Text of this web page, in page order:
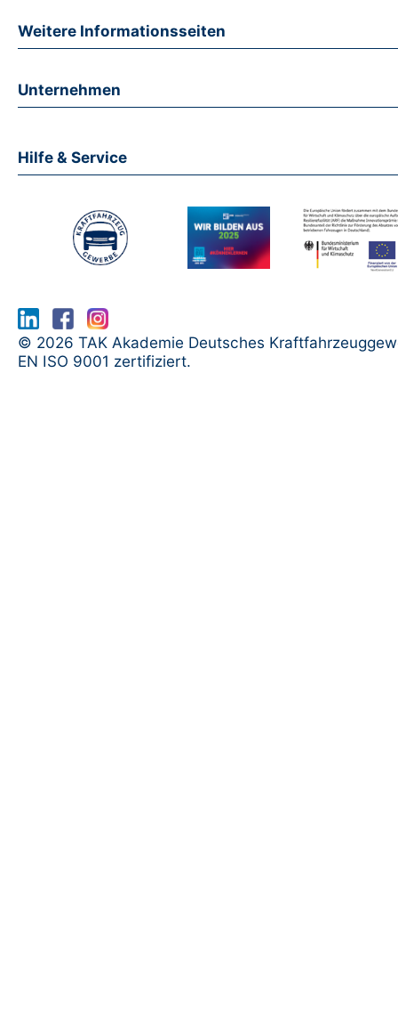
Weitere Informationsseiten
Unternehmen
Hilfe & Service
© 2026 TAK Akademie Deutsches
EN ISO 9001 zertifiziert.